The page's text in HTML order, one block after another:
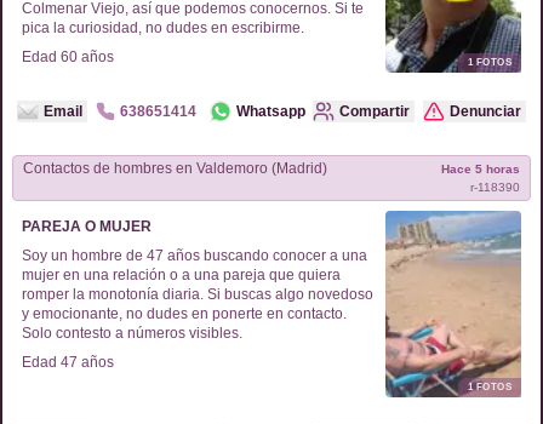
Colmenar Viejo, así que podemos conocernos. Si te
pica la curiosidad, no dudes en escribirme.
Edad 60 años 1FOTOS
Email 638651414 Whatsapp Compartir Denunciar
Contactos de hombres en Valdemoro (Madrid)
r-118390
Hace 5 horas
PAREJA O MUJER
Soy un hombre de 47 años buscando conocer a una
mujer en una relación o a una pareja que quiera
romper la monotonía diaria. Si buscas algo novedoso
y emocionante, no dudes en ponerte en contacto.
Solo contesto a números visibles.
Edad 47 años
1FOTOS